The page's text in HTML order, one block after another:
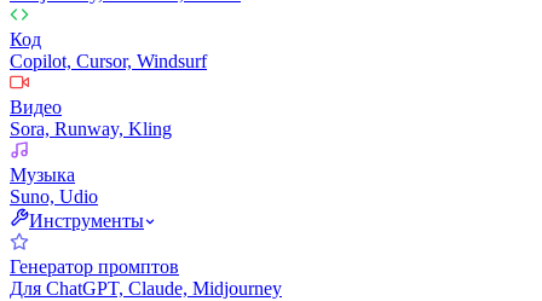
Код
Copilot, Cursor, Windsurf
Видео
Sora, Runway, Kling
Музыка
Suno, Udio
Инструменты
Генератор промптов
Для ChatGPT, Claude, Midjourney